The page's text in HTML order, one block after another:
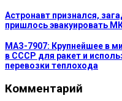
Астронавт признался,
пришлось эвакуировать
МАЗ-7907: Крупнейшее в
в СССР для ракет и
перевозки теплохода
Комментарий